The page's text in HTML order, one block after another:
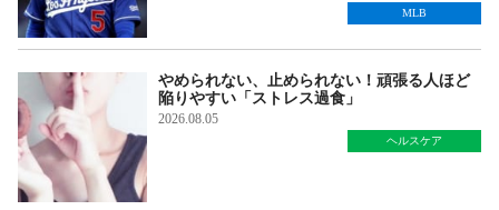
MLB
やめられない、止められない！頑張る人ほど
陥りやすい「ストレス過食」
2026.08.05
ヘルスケア